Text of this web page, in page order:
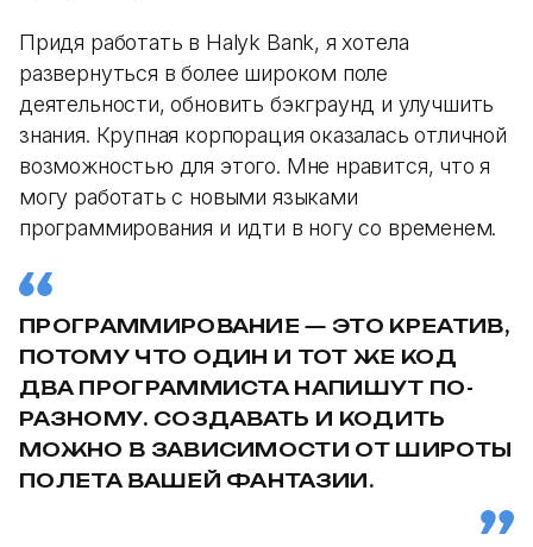
Придя работать в Halyk Bank, я хотела
развернуться в более широком поле
деятельности, обновить бэкграунд и улучшить
знания. Крупная корпорация оказалась отличной
возможностью для этого. Мне нравится, что я
могу работать с новыми языками
программирования и идти в ногу со временем.
ПРОГРАММИРОВАНИЕ — ЭТО КРЕАТИВ,
ПОТОМУ ЧТО ОДИН И ТОТ ЖЕ КОД
ДВА ПРОГРАММИСТА НАПИШУТ ПО-
РАЗНОМУ. СОЗДАВАТЬ И КОДИТЬ
МОЖНО В ЗАВИСИМОСТИ ОТ ШИРОТЫ
ПОЛЕТА ВАШЕЙ ФАНТАЗИИ.